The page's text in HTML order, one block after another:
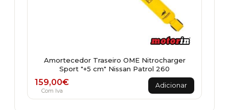
Amortecedor Traseiro OME Nitrocharger
Sport "+5 cm" Nissan Patrol 260
159,00€
Com Iva
Adicionar